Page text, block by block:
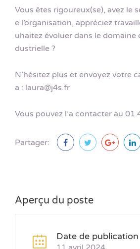
Vous êtes rigoureux(se), avez le
e l’organisation, appréciez
uhaitez évoluer dans le domaine
dustrielle ?
N’hésitez plus et envoyez votre
a : laura@j4s.fr
Vous pouvez l’a contacter au
Partager:
Aperçu du poste
Date de publication